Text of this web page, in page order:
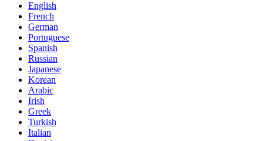
English
French
German
Portuguese
Spanish
Russian
Japanese
Korean
Arabic
Irish
Greek
Turkish
Italian